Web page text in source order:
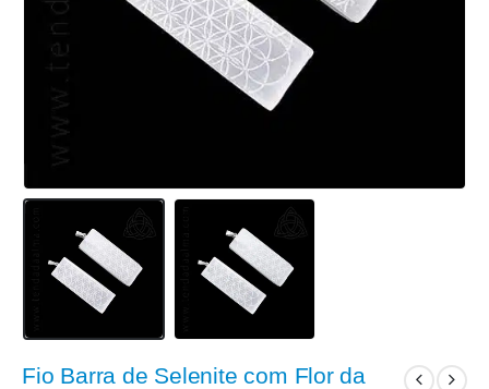
Fio Barra de Selenite com Flor da